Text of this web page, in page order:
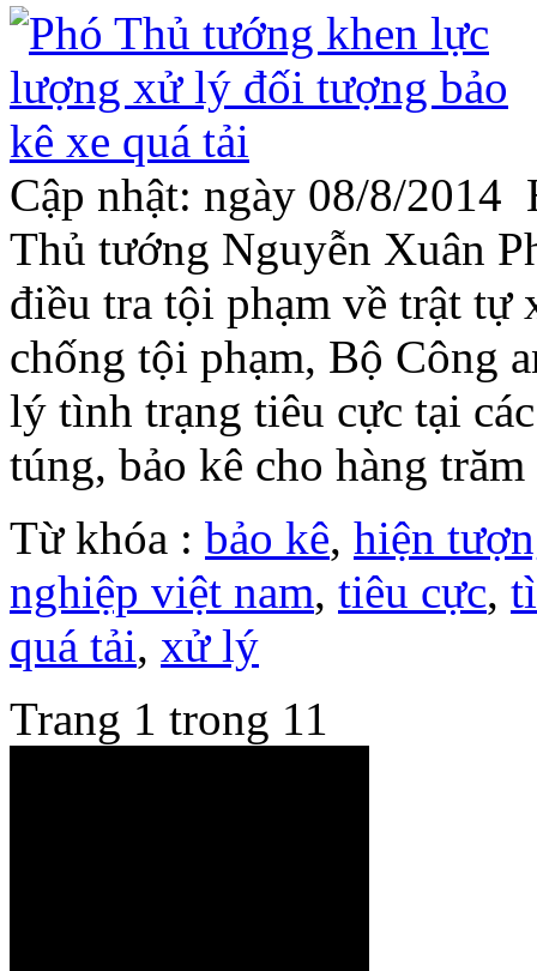
Cập nhật: ngày 08/8/2014
Thủ tướng Nguyễn Xuân
điều tra tội phạm về trật tự
chống tội phạm, Bộ Công
lý tình trạng tiêu cực tại
túng, bảo kê cho hàng
Từ khóa : bảo kê, hiện
nghiệp việt nam, tiêu cực,
quá tải, xử lý
Trang 1 trong 11